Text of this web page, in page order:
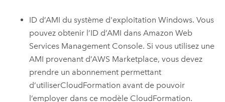
ID d’AMI du système d'exploitationWindows. Vous
pouvez obtenir l’ID d’AMI dansAmazon Web
Services Management Console. Si vous utilisez une
AMI provenant d’AWS Marketplace, vous devez
prendre un abonnement permettant
d’utiliserCloudFormation avant de pouvoir
l’employer dans ce modèle CloudFormation.